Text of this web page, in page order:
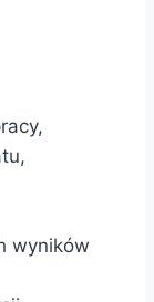
wyników